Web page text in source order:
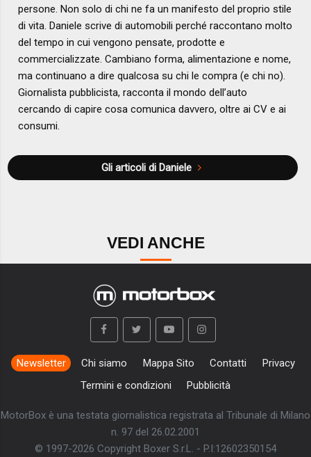
persone. Non solo di chi ne fa un manifesto del proprio stile
di vita. Daniele scrive di automobili perché raccontano molto
del tempo in cui vengono pensate, prodotte e
commercializzate. Cambiano forma, alimentazione e nome,
ma continuano a dire qualcosa su chi le compra (e chi no).
Giornalista pubblicista, racconta il mondo dell’auto
cercando di capire cosa comunica davvero, oltre ai CV e ai
consumi.
Gli articoli di Daniele
VEDI ANCHE
Newsletter Chi siamo Mappa Sito Contatti
Privacy
Termini e condizioni
Pubblicità
MotorBox è una testata giornalistica registrata al Tribunale di Milano
n. 97 del 26.02.2001
© 1997-2026 Copyright Boxer S.r.L. - P.I:12602350154